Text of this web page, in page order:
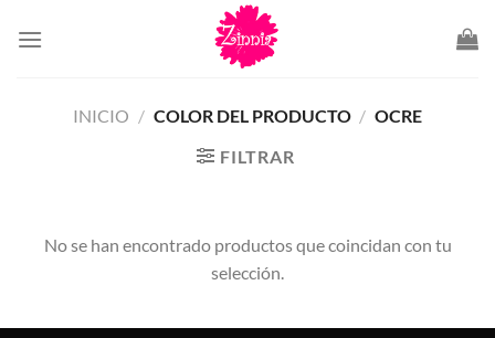
INICIO / COLOR DEL PRODUCTO / OCRE
FILTRAR
No se han encontrado productos que coincidan con tu
selección.